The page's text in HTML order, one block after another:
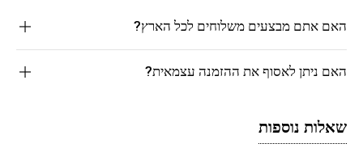
האם אתם מבצעים משלוחים לכל הארץ?
האם ניתן לאסוף את ההזמנה עצמאית?
שאלות נוספות